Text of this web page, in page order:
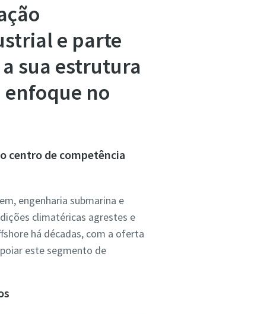
e parte
sua estrutura
no
centro de competência
engenharia submarina e
climatéricas agrestes e
há décadas, com a oferta
este segmento de